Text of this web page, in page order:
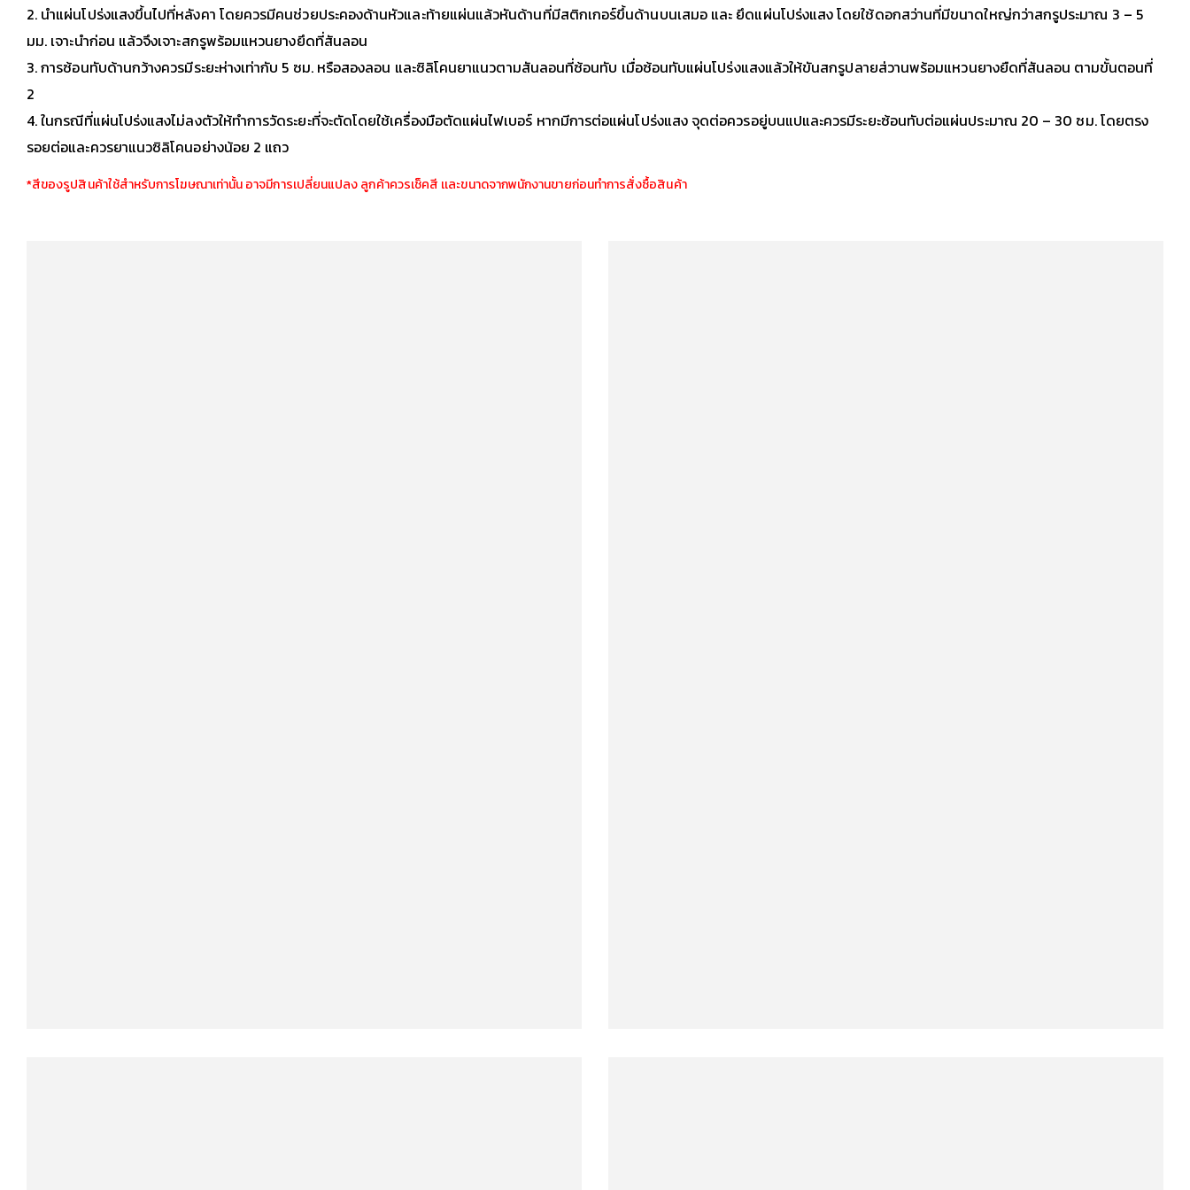
2. นำแผ่นโปร่งแสงขึ้นไปที่หลังคา โดยควรมีคนช่วยประคองด้านหัวและท้ายแผ่นแล้วหันด้านที่มีสติกเกอร์ขึ้นด้านบนเสมอ และ ยึดแผ่นโปร่งแสง โดยใช้ดอกสว่านที่มีขนาดใหญ่กว่าสกรูประมาณ 3 – 5
มม. เจาะนำก่อน แล้วจึงเจาะสกรูพร้อมแหวนยางยึดที่สันลอน
3. การซ้อนทับด้านกว้างควรมีระยะห่างเท่ากับ 5 ซม. หรือสองลอน และซิลิโคนยาแนวตามสันลอนที่ซ้อนทับ เมื่อซ้อนทับแผ่นโปร่งแสงแล้วให้ขันสกรูปลายส่วานพร้อมแหวนยางยืดที่สันลอน ตามขั้นตอนที่
2
4. ในกรณีที่แผ่นโปร่งแสงไม่ลงตัวให้ทำการวัดระยะที่จะตัดโดยใช้เครื่องมือตัดแผ่นไฟเบอร์ หากมีการต่อแผ่นโปร่งแสง จุดต่อควรอยู่บนแปและควรมีระยะซ้อนทับต่อแผ่นประมาณ 20 – 30 ซม. โดยตรง
รอยต่อและควรยาแนวซิลิโคนอย่างน้อย 2 แถว
*สีของรูปสินค้าใช้สำหรับการโฆษณาเท่านั้น อาจมีการเปลี่ยนแปลง ลูกค้าควรเช็คสี เเละขนาดจากพนักงานขายก่อนทำการสั่งซื้อสินค้า